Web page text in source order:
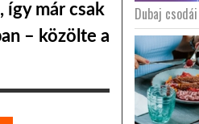
már csak
– közölte a
Dubaj csodái